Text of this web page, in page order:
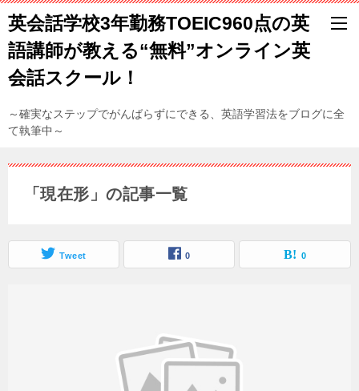
英会話学校3年勤務TOEIC960点の英
語講師が教える“無料”オンライン英
会話スクール！
～確実なステップでがんばらずにできる、英語学習法をブログに全
て執筆中～
「現在形」の記事一覧
Tweet 0 0